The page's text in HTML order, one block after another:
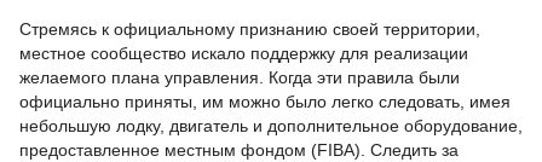
Стремясь к официальному признанию своей территории,
местное сообщество искало поддержку для реализации
желаемого плана управления. Когда эти правила были
официально приняты, им можно было легко следовать, имея
небольшую лодку, двигатель и дополнительное оборудование,
предоставленное местным фондом (FIBA). Следить за